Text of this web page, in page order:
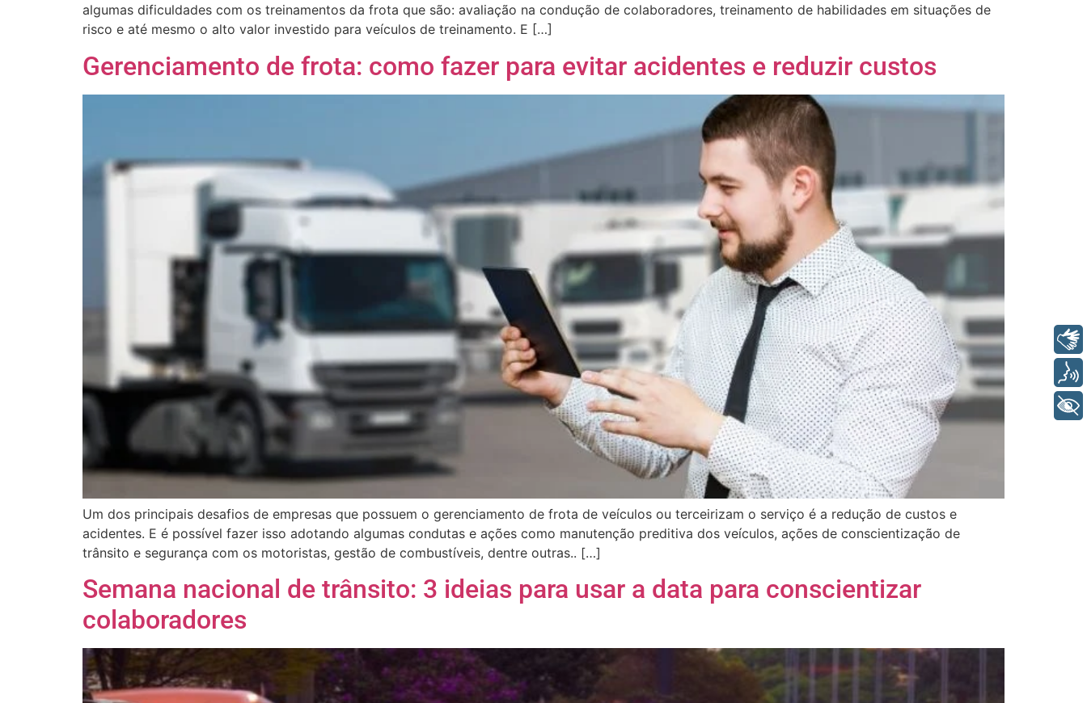
algumas dificuldades com os treinamentos da frota que são: avaliação na condução de colaboradores, treinamento de habilidades em situações de
risco e até mesmo o alto valor investido para veículos de treinamento. E […]
Gerenciamento de frota: como fazer para evitar acidentes e reduzir custos
Um dos principais desafios de empresas que possuem o gerenciamento de frota de veículos ou terceirizam o serviço é a redução de custos e
acidentes. E é possível fazer isso adotando algumas condutas e ações como manutenção preditiva dos veículos, ações de conscientização de
trânsito e segurança com os motoristas, gestão de combustíveis, dentre outras.. […]
Semana nacional de trânsito: 3 ideias para usar a data para conscientizar
colaboradores
Libras
+ Acessibilidade